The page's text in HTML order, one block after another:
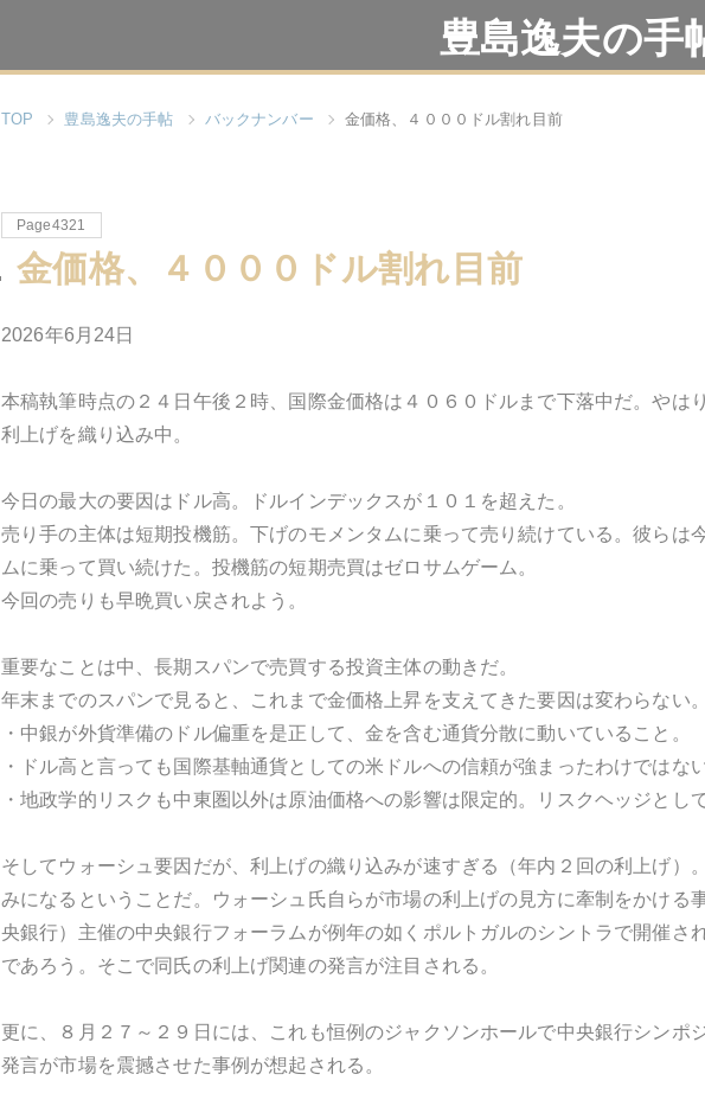
豊島逸夫の手
TOP 豊島逸夫の手帖 バックナンバー 金価格、４０００ドル割れ目前
Page4321
金価格、４０００ドル割れ目前
2026年6月24日
本稿執筆時点の２４日午後２時、国際金価格は４０６０ドルまで下落中だ。やは
利上げを織り込み中。
今日の最大の要因はドル高。ドルインデックスが１０１を超えた。
売り手の主体は短期投機筋。下げのモメンタムに乗って売り続けている。彼らは
ムに乗って買い続けた。投機筋の短期売買はゼロサムゲーム。
今回の売りも早晩買い戻されよう。
重要なことは中、長期スパンで売買する投資主体の動きだ。
年末までのスパンで見ると、これまで金価格上昇を支えてきた要因は変わらない
・中銀が外貨準備のドル偏重を是正して、金を含む通貨分散に動いていること。
・ドル高と言っても国際基軸通貨としての米ドルへの信頼が強まったわけではな
・地政学的リスクも中東圏以外は原油価格への影響は限定的。リスクヘッジとし
そしてウォーシュ要因だが、利上げの織り込みが速すぎる（年内２回の利上げ
みになるということだ。ウォーシュ氏自らが市場の利上げの見方に牽制をかける
央銀行）主催の中央銀行フォーラムが例年の如くポルトガルのシントラで開催さ
であろう。そこで同氏の利上げ関連の発言が注目される。
更に、８月２７～２９日には、これも恒例のジャクソンホールで中央銀行シン
発言が市場を震撼させた事例が想起される。